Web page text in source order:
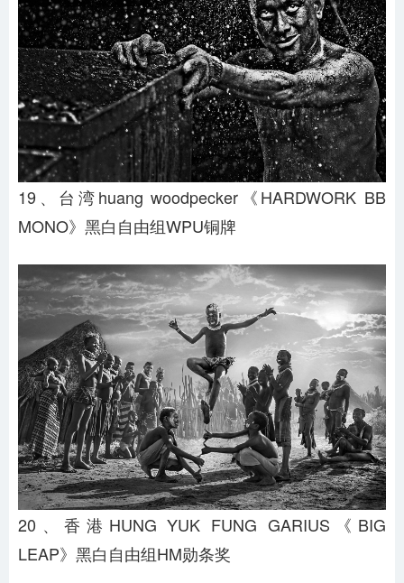
19、台湾huang woodpecker《HARDWORK BB
MONO》黑白自由组WPU铜牌
20、香港HUNG YUK FUNG GARIUS《BIG
LEAP》黑白自由组HM勋条奖